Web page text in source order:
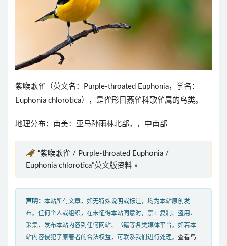
紫喉歌雀（英文名：Purple-throated Euphonia，学名：
Euphonia chlorotica），是雀形目燕雀科歌雀属的鸟类。
地理分布：南美：亚马孙雨林北部，，中南部
“紫喉歌雀 / Purple-throated Euphonia /
Euphonia chlorotica”英文版资料 »
声明： 本站所有文章，如无特殊说明或标注，均为本站原创发
布。任何个人或组织，在未征得本站同意时，禁止复制、盗用、
采集、发布本站内容到任何网站、书籍等各类媒体平台。如若本
站内容侵犯了原著者的合法权益，可联系我们进行处理。 查看鸟